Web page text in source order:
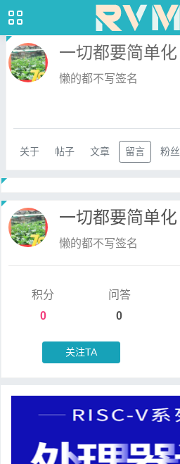
一切都要简单化
懒的都不写签名
关于 帖子 文章 留言 粉丝
一切都要简单化
懒的都不写签名
积分
0
问答
0
关注TA